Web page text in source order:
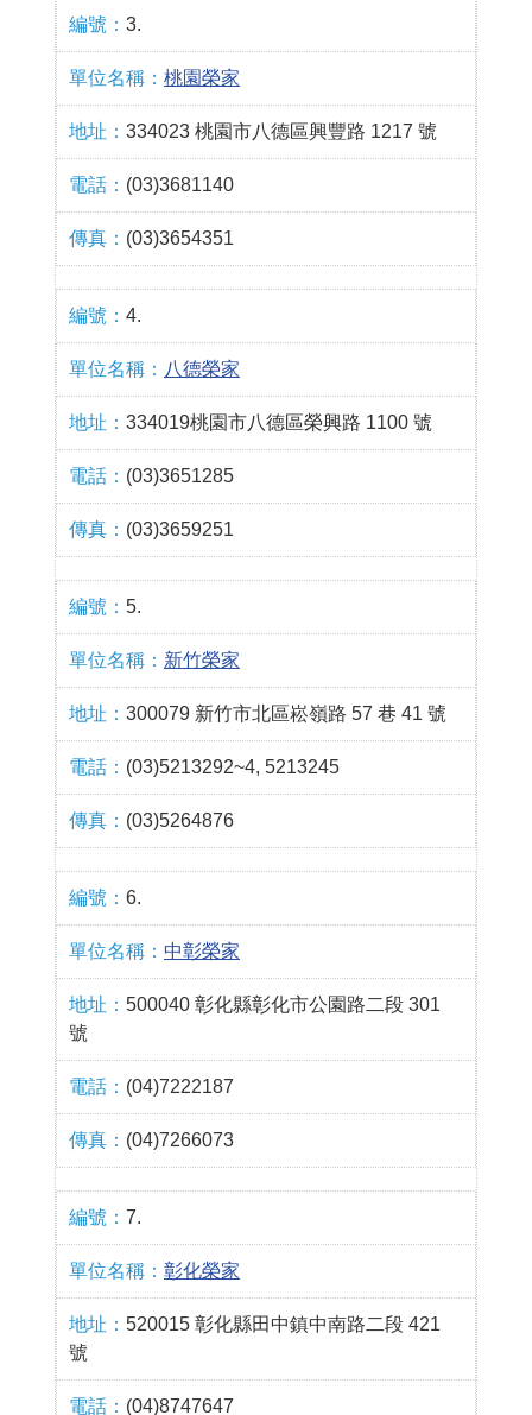
3.
桃園榮家
334023 桃園市八德區興豐路 1217 號
(03)3681140
(03)3654351
4.
八德榮家
334019桃園市八德區榮興路 1100 號
(03)3651285
(03)3659251
5.
新竹榮家
300079 新竹市北區崧嶺路 57 巷 41 號
(03)5213292~4, 5213245
(03)5264876
6.
中彰榮家
500040 彰化縣彰化市公園路二段 301
號
(04)7222187
(04)7266073
7.
彰化榮家
520015 彰化縣田中鎮中南路二段 421
號
(04)8747647